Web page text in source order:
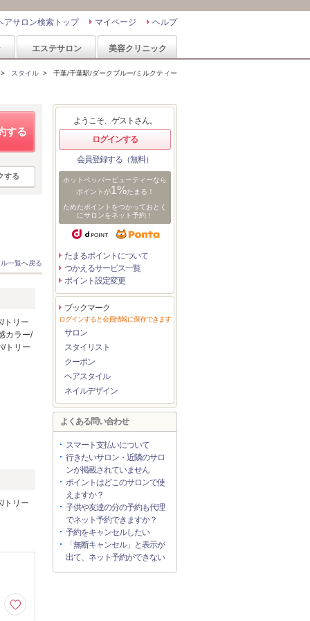
ヘルプ
マイページ
アサロン検索トップ
エステサロン 美容クリニック
> スタイル > 千葉/千葉駅/ダークブルー/ミルクティー
する
する
一覧へ戻る
トリー
カラー/
/トリー
トリー
ようこそ、ゲストさん。
ログインする
会員登録する（無料）
ホットペッパービューティーなら
ポイントが1%たまる！
ためたポイントをつかっておとく
にサロンをネット予約！
たまるポイントについて
つかえるサービス一覧
ポイント設定変更
ブックマーク
ログインすると会員情報に保存できます
サロン
スタイリスト
クーポン
ヘアスタイル
ネイルデザイン
よくある問い合わせ
スマート支払いについて
行きたいサロン・近隣のサロ
ンが掲載されていません
ポイントはどこのサロンで使
えますか？
子供や友達の分の予約も代理
でネット予約できますか？
予約をキャンセルしたい
「無断キャンセル」と表示が
出て、ネット予約ができない